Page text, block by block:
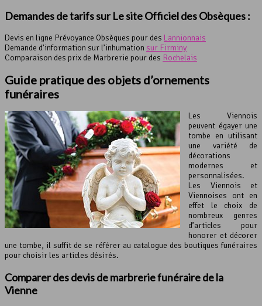
Demandes de tarifs sur Le site Officiel des Obsèques :
Devis en ligne Prévoyance Obsèques pour des Lannionnais
Demande d’information sur l’inhumation sur Firminy
Comparaison des prix de Marbrerie pour des Rochelais
Guide pratique des objets d’ornements
funéraires
Les Viennois
peuvent égayer une
tombe en utilisant
une variété de
décorations
modernes et
personnalisées.
Les Viennois et
Viennoises ont en
effet le choix de
nombreux genres
d’articles pour
honorer et décorer
une tombe, il suffit de se référer au catalogue des boutiques funéraires
pour choisir les articles désirés.
Comparer des devis de marbrerie funéraire de la
Vienne